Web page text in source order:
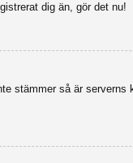
dig än, gör det nu!
stämmer så är